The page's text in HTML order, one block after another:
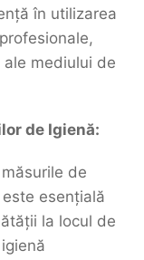
în utilizarea
mediului de
de Igienă:
de
esențială
la locul de